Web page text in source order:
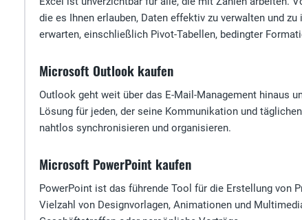
die es Ihnen erlauben, Daten effektiv zu verwalten und
erwarten, einschließlich Pivot-Tabellen, bedingter
Microsoft Outlook kaufen
Outlook geht weit über das E-Mail-Management hinaus
Lösung für jeden, der seine Kommunikation und
nahtlos synchronisieren und organisieren.
Microsoft PowerPoint kaufen
PowerPoint ist das führende Tool für die Erstellung von
Vielzahl von Designvorlagen, Animationen und